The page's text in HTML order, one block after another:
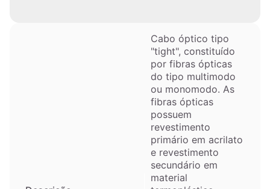
Cabo óptico tipo
"tight", constituído
por fibras ópticas
do tipo multimodo
ou monomodo. As
fibras ópticas
possuem
revestimento
primário em acrilato
e revestimento
secundário em
material